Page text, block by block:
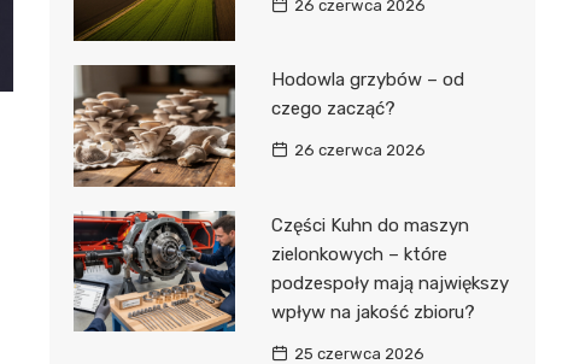
26 czerwca 2026
Hodowla grzybów – od
czego zacząć?
26 czerwca 2026
Części Kuhn do maszyn
zielonkowych – które
podzespoły mają największy
wpływ na jakość zbioru?
25 czerwca 2026